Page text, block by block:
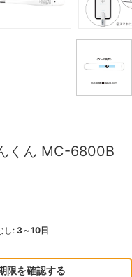
くん MC-6800B
し: 3～10日
限を確認する